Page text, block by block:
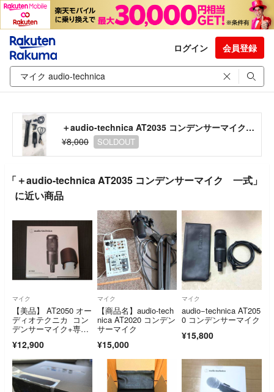
ログイン 会員登録
＋audio-technica AT2035 コンデンサーマイク 一式
¥8,000
SOLDOUT
「＋audio-technica AT2035 コンデンサーマイク 一式」
に近い商品
マイク
【美品】 AT2050 オー
ディオテクニカ コン
デンサーマイク+専用
¥12,900
マイク
【商品名】audio-tech
nica AT2020 コンデン
サーマイク
¥15,000
マイク
audio−technica AT205
0 コンデンサーマイク
¥15,800